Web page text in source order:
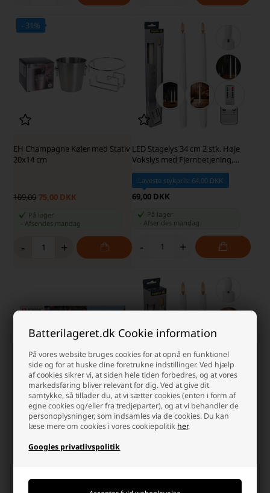
Batterilageret.dk Cookie information
På vores website bruges cookies for at opnå en funktionel
side og for at huske dine foretrukne indstillinger. Ved hjælp
af cookies sikrer vi, at siden hele tiden forbedres, og at vores
markedsføring bliver relevant for dig. Ved at give dit
samtykke, så tillader du, at vi sætter cookies (enten i form af
egne cookies og/eller fra tredjeparter), og at vi behandler de
personoplysninger, som indsamles via de cookies. Du kan
læse mere om cookies i vores cookiepolitik her.
Googles privatlivspolitik
- 31%
EH Champagne Køler med Stativ
20x14 cm
109,00 75,00 DKK
På lager
Afsendes mandag
- +
LED Stagelys 34 cm 2 stk. Høje
Vokslys med Fjernbetjening,
Hvid
Laveste stykpris: 64,00 DKK
69,00 DKK
På lager
Afsendes mandag
- +
Alpina Vinglas Genanvendelig
6x200 ml
LED Stagelys 24,5 cm 2 stk.
Vokslys med Fjernbetjening,
Hvid
Laveste stykpris: 53,00 DKK